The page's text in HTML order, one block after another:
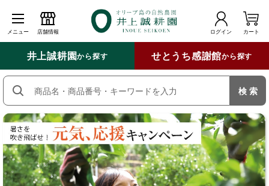
メニュー 店舗情報 ログイン カート
井上誠耕園から探す せとうち感謝館から探す
商品名・商品番号・キーワードを入力 検 索